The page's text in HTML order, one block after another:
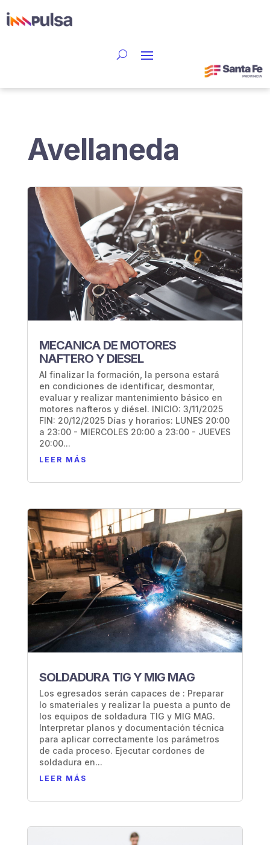
Avellaneda
MECANICA DE MOTORES
NAFTERO Y DIESEL
Al finalizar la formación, la persona estará
en condiciones de identificar, desmontar,
evaluar y realizar mantenimiento básico en
motores nafteros y diésel. INICIO: 3/11/2025
FIN: 20/12/2025 Días y horarios: LUNES 20:00
a 23:00 - MIERCOLES 20:00 a 23:00 - JUEVES
20:00...
LEER MÁS
SOLDADURA TIG Y MIG MAG
Los egresados serán capaces de : Preparar
lo smateriales y realizar la puesta a punto de
los equipos de soldadura TIG y MIG MAG.
Interpretar planos y documentación técnica
para aplicar correctamente los parámetros
de cada proceso. Ejecutar cordones de
soldadura en...
LEER MÁS